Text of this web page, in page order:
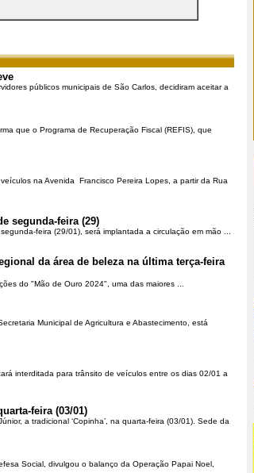
públicos municipais de São Carlos, decidiram aceitar a
que o Programa de Recuperação Fiscal (REFIS), que
na Avenida Francisco Pereira Lopes, a partir da Rua
segunda-feira (29)
feira (29/01), será implantada a circulação em mão ...
da área de beleza na última terça-feira
do "Mão de Ouro 2024", uma das maiores ...
Municipal de Agricultura e Abastecimento, está
interditada para trânsito de veículos entre os dias 02/01 a
feira (03/01)
a tradicional ‘Copinha’, na quarta-feira (03/01). Sede da
Social, divulgou o balanço da Operação Papai Noel,